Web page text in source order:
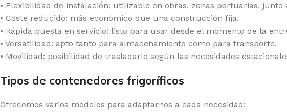
• Flexibilidad de instalación: utilizable en obras, zonas portuarias,
• Coste reducido: más económico que una construcción fija.
• Rápida puesta en servicio: listo para usar desde el momento de la
• Versatilidad: apto tanto para almacenamiento como para transporte.
• Movilidad: posibilidad de trasladarlo según las necesidades
Tipos de contenedores frigoríficos
Ofrecemos varios modelos para adaptarnos a cada necesidad: